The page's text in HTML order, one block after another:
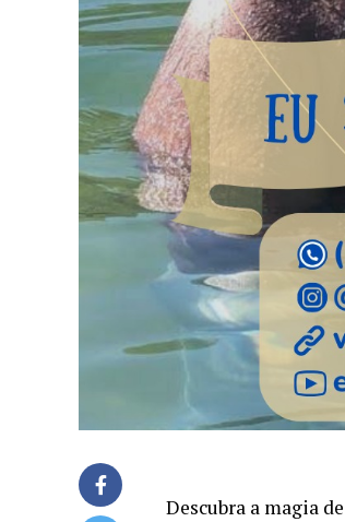
Descubra a magia